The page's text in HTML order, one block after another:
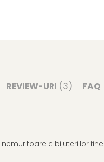
REVIEW-URI (3) FAQ
a bijuteriilor